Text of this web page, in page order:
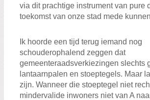
via dit prachtige instrument van pure
toekomst van onze stad mede
Ik hoorde een tijd terug iemand nog
schouderophalend zeggen dat
gemeenteraadsverkiezingen slechts
lantaarnpalen en stoeptegels. Maar
zijn. Wanneer die stoeptegel niet
mindervalide inwoners niet van A